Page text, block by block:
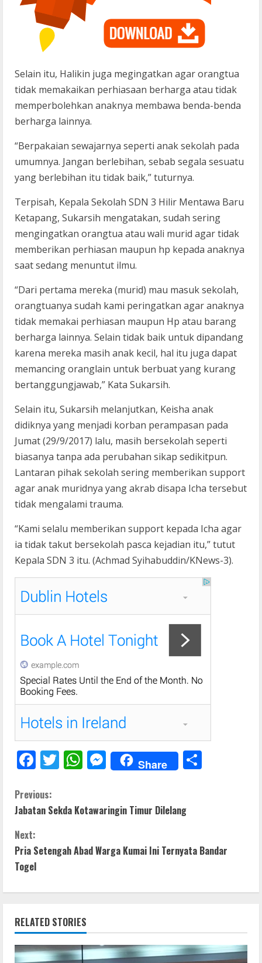
Selain itu, Halikin juga megingatkan agar orangtua
tidak memakaikan perhiasaan berharga atau tidak
memperbolehkan anaknya membawa benda-benda
berharga lainnya.
“Berpakaian sewajarnya seperti anak sekolah pada
umumnya. Jangan berlebihan, sebab segala sesuatu
yang berlebihan itu tidak baik,” tuturnya.
Terpisah, Kepala Sekolah SDN 3 Hilir Mentawa Baru
Ketapang, Sukarsih mengatakan, sudah sering
mengingatkan orangtua atau wali murid agar tidak
memberikan perhiasan maupun hp kepada anaknya
saat sedang menuntut ilmu.
“Dari pertama mereka (murid) mau masuk sekolah,
orangtuanya sudah kami peringatkan agar anaknya
tidak memakai perhiasan maupun Hp atau barang
berharga lainnya. Selain tidak baik untuk dipandang
karena mereka masih anak kecil, hal itu juga dapat
memancing oranglain untuk berbuat yang kurang
bertanggungjawab,” Kata Sukarsih.
Selain itu, Sukarsih melanjutkan, Keisha anak
didiknya yang menjadi korban perampasan pada
Jumat (29/9/2017) lalu, masih bersekolah seperti
biasanya tanpa ada perubahan sikap sedikitpun.
Lantaran pihak sekolah sering memberikan support
agar anak muridnya yang akrab disapa Icha tersebut
tidak mengalami trauma.
“Kami selalu memberikan support kepada Icha agar
ia tidak takut bersekolah pasca kejadian itu,” tutut
Kepala SDN 3 itu. (Achmad Syihabuddin/KNews-3).
F
e
b
o
k
T
er
W
s
p
M
e
e
g
Share
C
o
n
t
i
n
u
Previous:
Jabatan Sekda Kotawaringin Timur Dilelang
Next:
Pria Setengah Abad Warga Kumai Ini Ternyata Bandar
Togel
RELATED STORIES